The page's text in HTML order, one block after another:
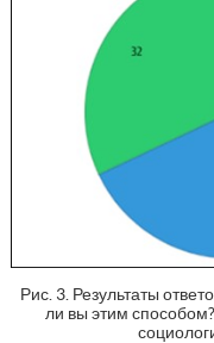
Рис. 3. Результаты
ли вы этим